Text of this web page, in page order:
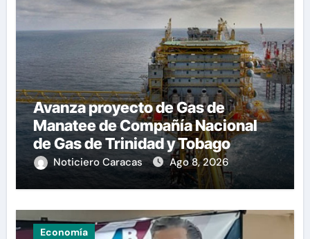
Avanza proyecto de Gas de
Manatee de Compañía Nacional
de Gas de Trinidad y Tobago
Noticiero Caracas Ago 8, 2026
Economía